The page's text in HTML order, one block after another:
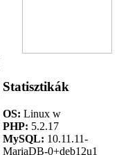
Statisztikák
OS: Linux w
PHP: 5.2.17
MySQL: 10.11.11-
MariaDB-0+deb12u1